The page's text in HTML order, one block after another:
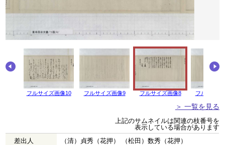
フルサイズ画像10 フルサイズ画像9 フルサイズ画像8 フルサイズ
＞ 一覧を見る
上記のサムネイルは関連の枝番号を
表示している場合があります
差出人
（清）貞秀（花押） （松田）数秀（花押）